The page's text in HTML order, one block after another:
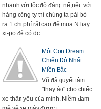
nhanh với tốc độ đáng nể,nếu với
hàng công ty thì chúng ta pải bỏ
ra 1 chi phí rất cao để mua N hay
xi-po để có dc...
Một Con Dream
Chiến Độ Nhất
Miền Bắc
Vũ đã quyết tâm
"thay áo" cho chiếc
xe thân yêu của mình. Niềm đam